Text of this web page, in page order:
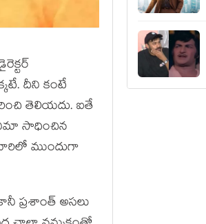
దీని కంటే
తెలియదు. ఐతే
సాధించిన
ముందుగా
ప్రశాంత్ అసలు